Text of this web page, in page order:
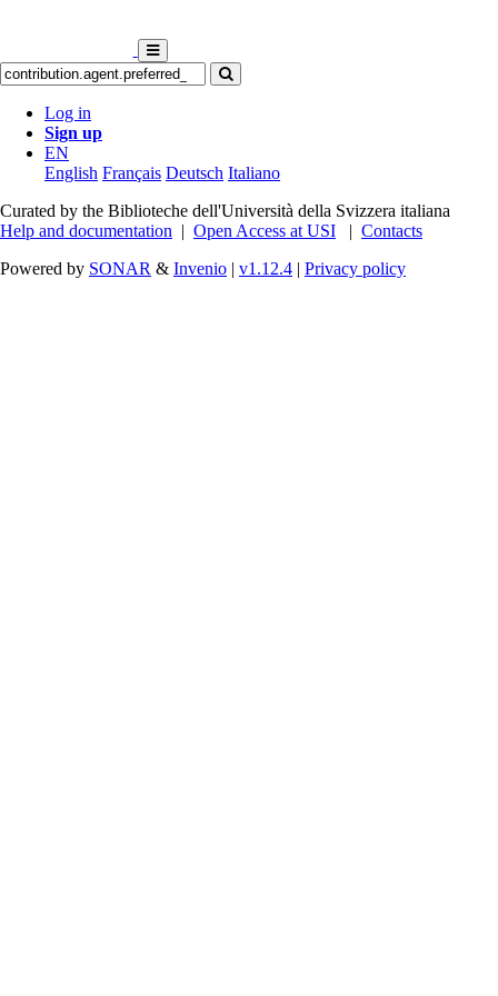
Log in
Sign up
EN
English Français Deutsch Italiano
Curated by the Biblioteche dell'Università della Svizzera italiana
Help and documentation | Open Access at USI | Contacts
Powered by SONAR & Invenio | v1.12.4 | Privacy policy